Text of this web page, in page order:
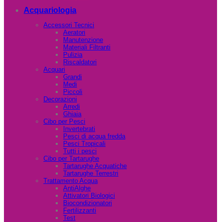
Acquariologia
Accessori Tecnici
Aeratori
Manutenzione
Materiali Filtranti
Pulizia
Riscaldatori
Acquari
Grandi
Medi
Piccoli
Decorazioni
Arredi
Ghiaia
Cibo per Pesci
Invertebrati
Pesci di acqua fredda
Pesci Tropicali
Tutti i pesci
Cibo per Tartarughe
Tartarughe Acquatiche
Tartarughe Terrestri
Trattamento Acqua
AntiAlghe
Attivatori Biologici
Biocondizionatori
Fertilizzanti
Test